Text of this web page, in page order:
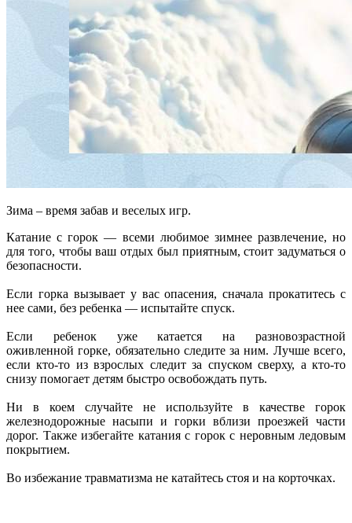
Зима – время забав и веселых игр.
Катание с горок — всеми любимое зимнее развлечение, но
для того, чтобы ваш отдых был приятным, стоит задуматься о
безопасности.
Если горка вызывает у вас опасения, сначала прокатитесь с
нее сами, без ребенка — испытайте спуск.
Если ребенок уже катается на разновозрастной
оживленной горке, обязательно следите за ним. Лучше всего,
если кто-то из взрослых следит за спуском сверху, а кто-то
снизу помогает детям быстро освобождать путь.
Ни в коем случайте не используйте в качестве горок
железнодорожные насыпи и горки вблизи проезжей части
дорог. Также избегайте катания с горок с неровным ледовым
покрытием.
Во избежание травматизма не катайтесь стоя и на корточках.